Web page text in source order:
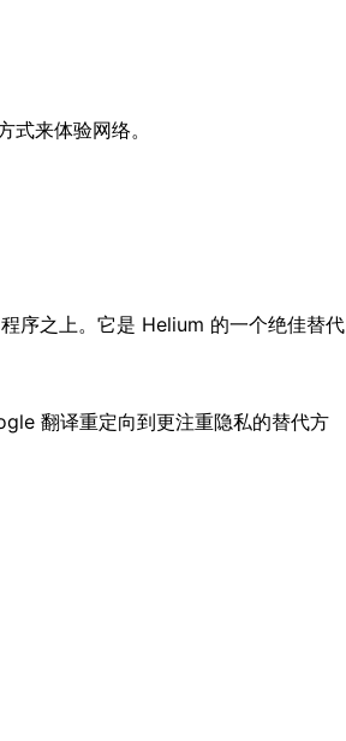
来体验网络。
序之上。它是 Helium 的一个绝佳替代
翻译重定向到更注重隐私的替代方